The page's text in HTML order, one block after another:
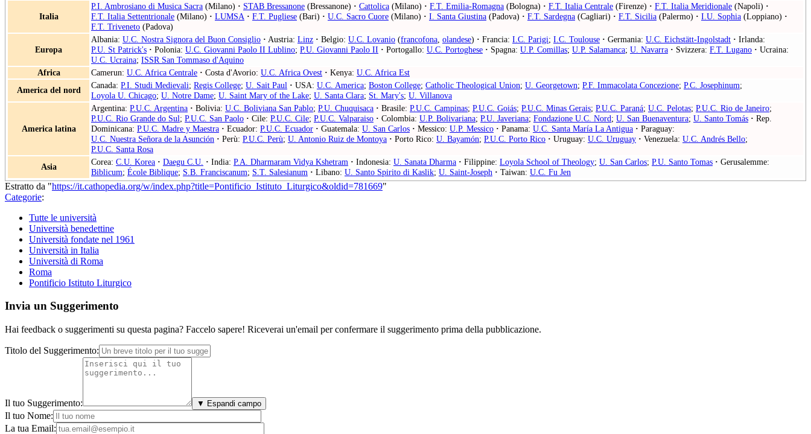
Italia
P.I. Ambrosiano di Musica Sacra (Milano) · STAB Bressanone (Bressanone) · Cattolica (Milano) · F.T. Emilia-Romagna (Bologna) · F.T. Italia Centrale (Firenze) · F.T. Italia Meridionale (Napoli) ·
F.T. Italia Settentrionale (Milano) · LUMSA · F.T. Pugliese (Bari) · U.C. Sacro Cuore (Milano) · I. Santa Giustina (Padova) · F.T. Sardegna (Cagliari) · F.T. Sicilia (Palermo) · I.U. Sophia (Loppiano) ·
F.T. Triveneto (Padova)
Europa
Albania: U.C. Nostra Signora del Buon Consiglio · Austria: Linz · Belgio: U.C. Lovanio (francofona olandese) · Francia: I.C. Parigi; I.C. Toulouse · Germania: U.C. Eichstätt-Ingolstadt · Irlanda:
P.U. St Patrick's · Polonia: U.C. Giovanni Paolo II Lublino; P.U. Giovanni Paolo II · Portogallo: U.C. Portoghese · Spagna: U.P. Comillas; U.P. Salamanca; U. Navarra · Svizzera: F.T. Lugano · Ucraina:
U.C. Ucraina; ISSR San Tommaso d'Aquino
Africa
Camerun: U.C. Africa Centrale · Costa d'Avorio: U.C. Africa Ovest · Kenya: U.C. Africa Est
America del nord
Canada: P.I. Studi Medievali; Regis College; U. Sait Paul · USA: U.C. America; Boston College; Catholic Theological Union; U. Georgetown; P.F. Immacolata Concezione; P.C. Josephinum;
Loyola U. Chicago; U. Notre Dame; U. Saint Mary of the Lake; U. Santa Clara; St. Mary's; U. Villanova
America latina
Argentina: P.U.C. Argentina · Bolivia: U.C. Boliviana San Pablo; P.U. Chuquisaca · Brasile: P.U.C. Campinas; P.U.C. Goiás; P.U.C. Minas Gerais; P.U.C. Paraná; U.C. Pelotas; P.U.C. Rio de Janeiro;
P.U.C. Rio Grande do Sul; P.U.C. San Paolo · Cile: P.U.C. Cile; P.U.C. Valparaiso · Colombia: U.P. Bolivariana; P.U. Javeriana; Fondazione U.C. Nord; U. San Buenaventura; U. Santo Tomás · Rep.
Dominicana: P.U.C. Madre y Maestra · Ecuador: P.U.C. Ecuador · Guatemala: U. San Carlos · Messico: U.P. Messico · Panama: U.C. Santa María La Antigua · Paraguay:
U.C. Nuestra Señora de la Asunción · Perù: P.U.C. Perù; U. Antonio Ruiz de Montoya · Porto Rico: U. Bayamón; P.U.C. Porto Rico · Uruguay: U.C. Uruguay · Venezuela: U.C. Andrés Bello;
P.U.C. Santa Rosa
Asia
Corea: C.U. Korea · Daegu C.U. · India: P.A. Dharmaram Vidya Kshetram · Indonesia: U. Sanata Dharma · Filippine: Loyola School of Theology; U. San Carlos; P.U. Santo Tomas · Gerusalemme:
Biblicum; École Biblique; S.B. Franciscanum; S.T. Salesianum · Libano: U. Santo Spirito di Kaslik; U. Saint-Joseph · Taiwan: U.C. Fu Jen
Estratto da "https://it.cathopedia.org/w/index.php?title=Pontificio_Istituto_Liturgico&oldid=781669"
Categorie:
Tutte le università
Università benedettine
Università fondate nel 1961
Università in Italia
Università di Roma
Roma
Pontificio Istituto Liturgico
Invia un Suggerimento
Hai feedback o suggerimenti su questa pagina? Faccelo sapere! Riceverai un'email per confermare il suggerimento prima della pubblicazione.
Titolo del Suggerimento:
Il tuo Suggerimento: ▼ Espandi campo
Il tuo Nome:
La tua Email: